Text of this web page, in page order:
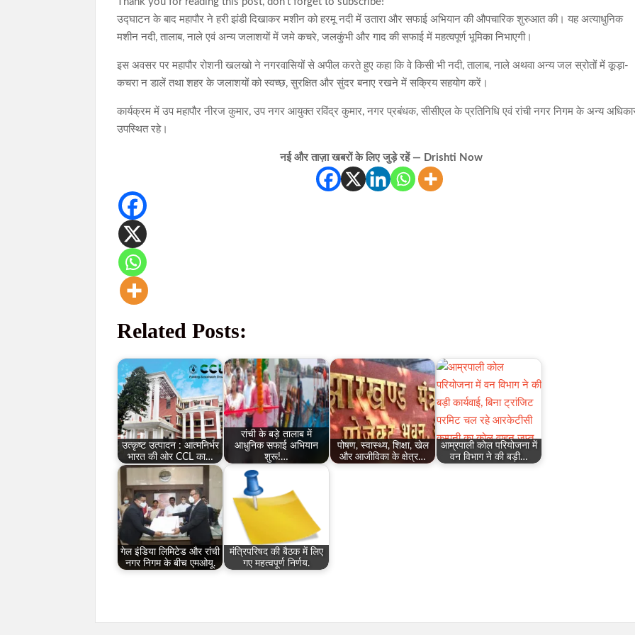
उद्घाटन के बाद महापौर ने हरी झंडी दिखाकर मशीन को हरमू नदी में उतारा और सफाई अभियान की औपचारिक शुरुआत की। यह अत्याधुनिक
मशीन नदी, तालाब, नाले एवं अन्य जलाशयों में जमे कचरे, जलकुंभी और गाद की सफाई में महत्वपूर्ण भूमिका निभाएगी।
इस अवसर पर महापौर रोशनी खलखो ने नगरवासियों से अपील करते हुए कहा कि वे किसी भी नदी, तालाब, नाले अथवा अन्य जल स्रोतों में कूड़ा-
कचरा न डालें तथा शहर के जलाशयों को स्वच्छ, सुरक्षित और सुंदर बनाए रखने में सक्रिय सहयोग करें।
कार्यक्रम में उप महापौर नीरज कुमार, उप नगर आयुक्त रविंद्र कुमार, नगर प्रबंधक, सीसीएल के प्रतिनिधि एवं रांची नगर निगम के अन्य
उपस्थित रहे।
नई और ताज़ा खबरों के लिए जुड़े रहें — Drishti Now
Related Posts:
उत्कृष्ट उत्पादन : आत्मनिर्भर
भारत की ओर CCL का…
रांची के बड़े तालाब में
आधुनिक सफाई अभियान
शुरू!…
पोषण, स्वास्थ्य, शिक्षा, खेल
और आजीविका के क्षेत्र…
आम्रपाली कोल परियोजना में
वन विभाग ने की बड़ी…
गेल इंडिया लिमिटेड और रांची
नगर निगम के बीच एमओयू.
मंत्रिपरिषद की बैठक में लिए
गए महत्वपूर्ण निर्णय.